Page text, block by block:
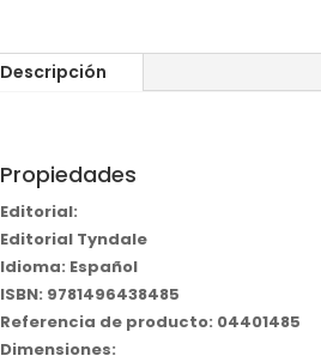
Descripción
Propiedades
Editorial:
Editorial Tyndale
Idioma: Español
ISBN: 9781496438485
Referencia de producto: 04401485
Dimensiones: